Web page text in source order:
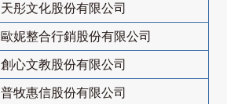
天彤文化股份有限公司
歐妮整合行銷股份有限公司
創心文教股份有限公司
普牧惠信股份有限公司